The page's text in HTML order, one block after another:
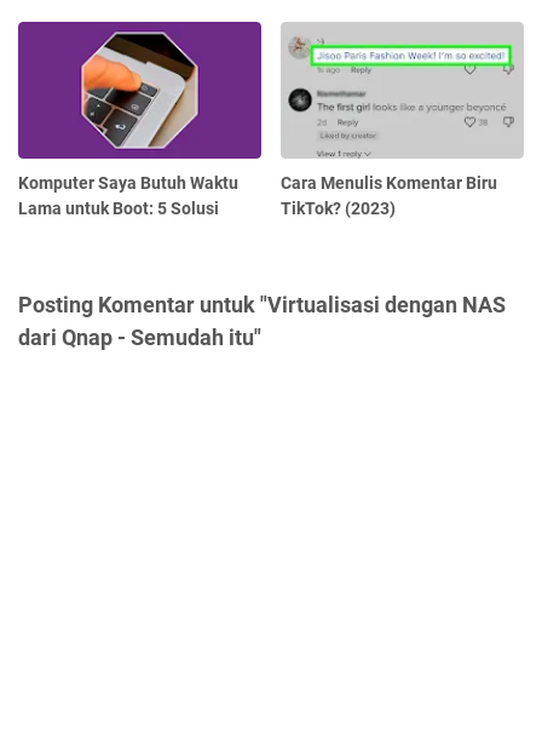
Komputer Saya Butuh Waktu
Lama untuk Boot: 5 Solusi
Cara Menulis Komentar Biru
TikTok? (2023)
Posting Komentar untuk "Virtualisasi dengan NAS
dari Qnap - Semudah itu"